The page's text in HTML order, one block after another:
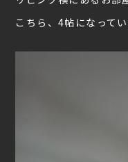
こちら、4帖になってい